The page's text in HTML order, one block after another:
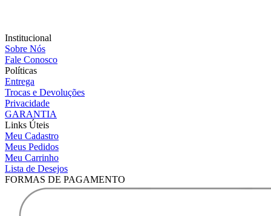
Institucional
Sobre Nós
Fale Conosco
Políticas
Entrega
Trocas e Devoluções
Privacidade
GARANTIA
Links Úteis
Meu Cadastro
Meus Pedidos
Meu Carrinho
Lista de Desejos
FORMAS DE PAGAMENTO